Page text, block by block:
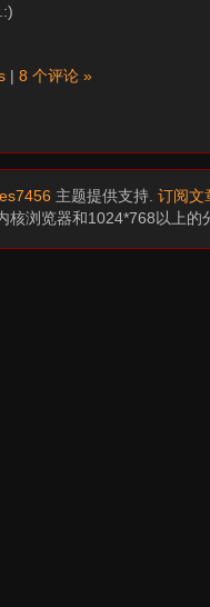
| 8 个评论 »
主题提供支持.订阅文
浏览器和1024*768以上的